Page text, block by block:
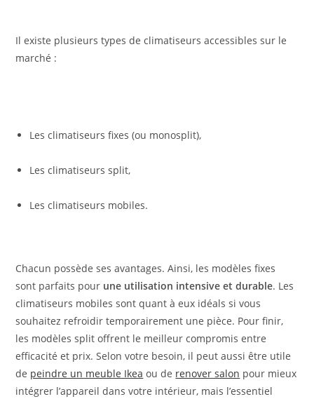
Il existe plusieurs types de climatiseurs accessibles sur le
marché :
Les climatiseurs fixes (ou monosplit),
Les climatiseurs split,
Les climatiseurs mobiles.
Chacun possède ses avantages. Ainsi, les modèles fixes
sont parfaits pour une utilisation intensive et durable. Les
climatiseurs mobiles sont quant à eux idéals si vous
souhaitez refroidir temporairement une pièce. Pour finir,
les modèles split offrent le meilleur compromis entre
efficacité et prix. Selon votre besoin, il peut aussi être utile
de peindre un meuble Ikea ou de renover salon pour mieux
intégrer l’appareil dans votre intérieur, mais l’essentiel